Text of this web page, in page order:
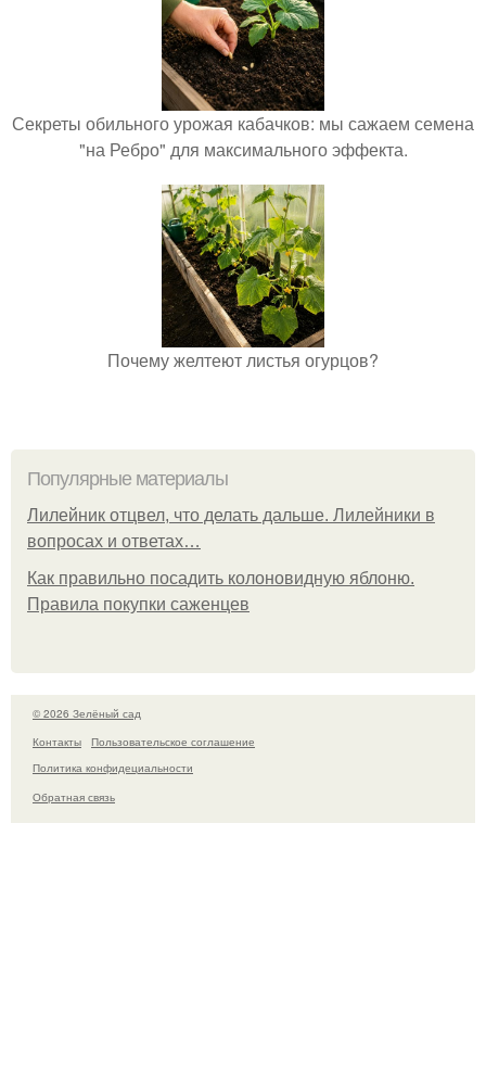
Секреты обильного урожая кабачков: мы сажаем семена
"на Ребро" для максимального эффекта.
Почему желтеют листья огурцов?
Популярные материалы
Лилейник отцвел, что делать дальше. Лилейники в
вопросах и ответах…
Как правильно посадить колоновидную яблоню.
Правила покупки саженцев
© 2026 Зелёный сад
Контакты
Пользовательское соглашение
Политика конфидециальности
Обратная связь